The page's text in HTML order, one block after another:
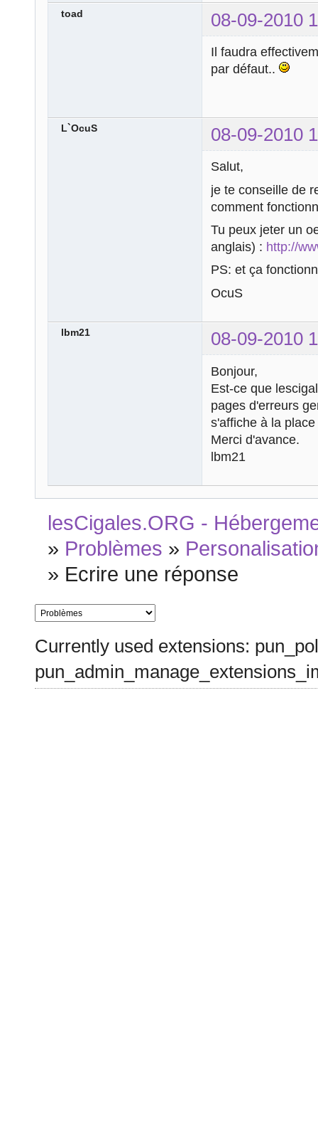
toad 08-09-2010
Il faudra
par défaut..
L`OcuS 08-09-2010
Salut,
je te conseille de
comment
Tu peux jeter un
anglais) : http://
PS: et ça
OcuS
lbm21 08-09-2010
Bonjour,
Est-ce que
pages d'erreurs
s'affiche à la
Merci d'avance.
lbm21
lesCigales.ORG -
» Problèmes »
» Ecrire une réponse
Currently used extensions: